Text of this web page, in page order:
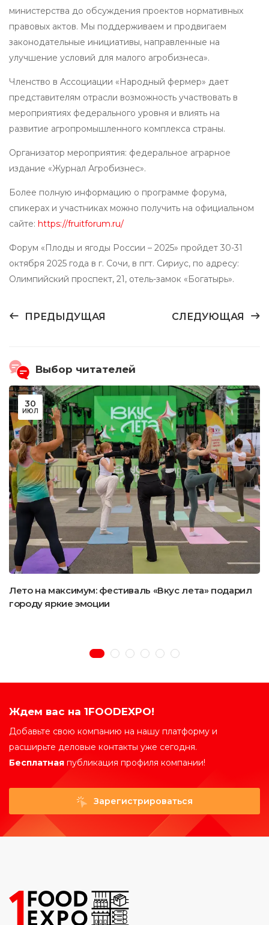
министерства до обсуждения проектов нормативных
правовых актов. Мы поддерживаем и продвигаем
законодательные инициативы, направленные на
улучшение условий для малого агробизнеса».
Членство в Ассоциации «Народный фермер» дает
представителям отрасли возможность участвовать в
мероприятиях федерального уровня и влиять на
развитие агропромышленного комплекса страны.
Организатор мероприятия: федеральное аграрное
издание «Журнал Агробизнес».
Более полную информацию о программе форума,
спикерах и участниках можно получить на официальном
сайте: https://fruitforum.ru/
Форум «Плоды и ягоды России – 2025» пройдет 30-31
октября 2025 года в г. Сочи, в пгт. Сириус, по адресу:
Олимпийский проспект, 21, отель-замок «Богатырь».
ПРЕДЫДУЩАЯ СЛЕДУЮЩАЯ
Выбор читателей
30
ИЮЛ
Лето на максимум: фестиваль «Вкус лета» подарил
городу яркие эмоции
Ждем вас на 1FOODEXPO!
Добавьте свою компанию на нашу платформу и
расширьте деловые контакты уже сегодня.
Бесплатная публикация профиля компании!
Зарегистрироваться